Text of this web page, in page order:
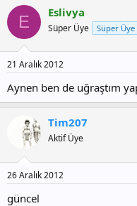
E Eslivya
Süper Üye Süper Üye
21 Aralık 2012
Aynen ben de uğraştım
Tim207
Aktif Üye
26 Aralık 2012
güncel